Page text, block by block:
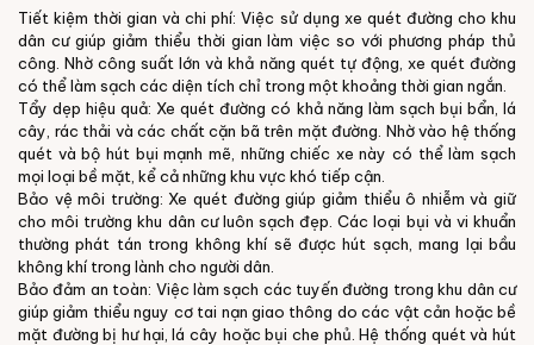
Tiết kiệm thời gian và chi phí: Việc sử dụng xe quét đường cho khu
dân cư giúp giảm thiểu thời gian làm việc so với phương pháp thủ
công. Nhờ công suất lớn và khả năng quét tự động, xe quét đường
có thể làm sạch các diện tích chỉ trong một khoảng thời gian ngắn.
Tẩy dẹp hiệu quả: Xe quét đường có khả năng làm sạch bụi bẩn, lá
cây, rác thải và các chất cặn bã trên mặt đường. Nhờ vào hệ thống
quét và bộ hút bụi mạnh mẽ, những chiếc xe này có thể làm sạch
mọi loại bề mặt, kể cả những khu vực khó tiếp cận.
Bảo vệ môi trường: Xe quét đường giúp giảm thiểu ô nhiễm và giữ
cho môi trường khu dân cư luôn sạch đẹp. Các loại bụi và vi khuẩn
thường phát tán trong không khí sẽ được hút sạch, mang lại bầu
không khí trong lành cho người dân.
Bảo đảm an toàn: Việc làm sạch các tuyến đường trong khu dân cư
giúp giảm thiểu nguy cơ tai nạn giao thông do các vật cản hoặc bề
mặt đường bị hư hại, lá cây hoặc bụi che phủ. Hệ thống quét và hút